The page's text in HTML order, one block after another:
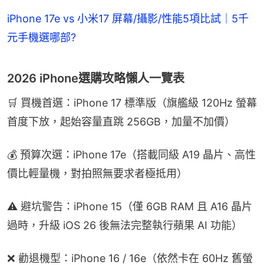
iPhone 17e vs 小米17 屏幕/攝影/性能5項比試｜5千
元手機選哪部?
2026 iPhone選購攻略懶人一覽表
🛒 買機首選：iPhone 17 標準版（旗艦級 120Hz 螢幕
首度下放，起始容量直跳 256GB，加量不加價）
💰 預算次選：iPhone 17e（搭載同級 A19 晶片、高性
價比輕量機，對拍照無要求者極抵用）
⚠️ 避坑警告：iPhone 15（僅 6GB RAM 且 A16 晶片
過時，升級 iOS 26 後無法完整執行蘋果 AI 功能）
❌ 勸退機型：iPhone 16 / 16e（依然卡在 60Hz 舊螢